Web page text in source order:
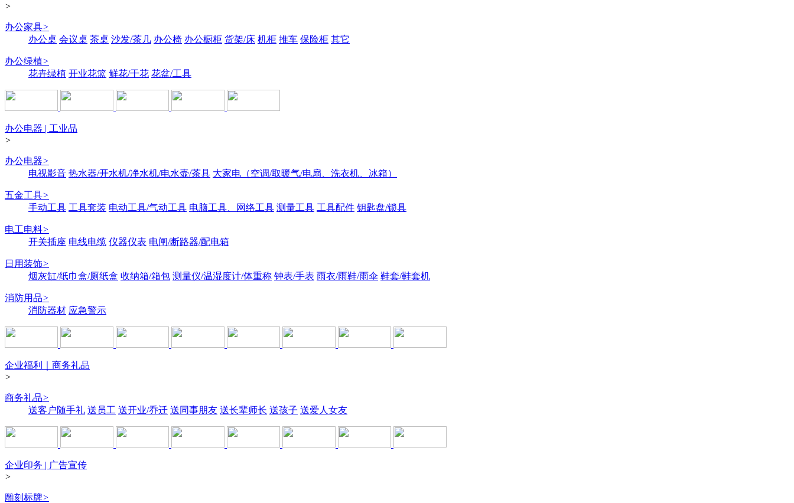
>
办公家具>
办公桌 会议桌 茶桌 沙发/茶几 办公椅 办公橱柜 货架/床 机柜 推车 保险柜 其它
办公绿植>
花卉绿植 开业花篮 鲜花/干花 花盆/工具
办公电器 | 工业品
>
办公电器>
电视影音 热水器/开水机/净水机/电水壶/茶具 大家电（空调/取暖气/电扇、洗衣机、冰箱）
五金工具>
手动工具 工具套装 电动工具/气动工具 电脑工具、网络工具 测量工具 工具配件 钥匙盘/锁具
电工电料>
开关插座 电线电缆 仪器仪表 电闸/断路器/配电箱
日用装饰>
烟灰缸/纸巾盒/厕纸盒 收纳箱/箱包 测量仪/温湿度计/体重称 钟表/手表 雨衣/雨鞋/雨伞 鞋套/鞋套机
消防用品>
消防器材 应急警示
企业福利｜商务礼品
>
商务礼品>
送客户随手礼 送员工 送开业/乔迁 送同事朋友 送长辈师长 送孩子 送爱人女友
企业印务 | 广告宣传
>
雕刻标牌>